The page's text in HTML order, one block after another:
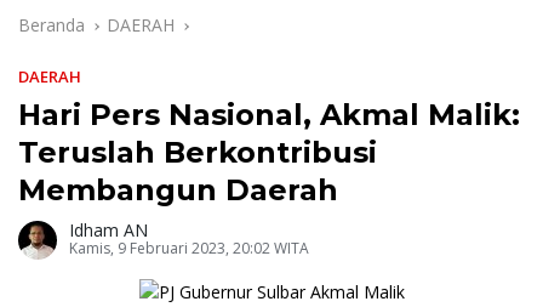
Beranda DAERAH
DAERAH
Hari Pers Nasional, Akmal Malik:
Teruslah Berkontribusi
Membangun Daerah
Idham AN
Kamis, 9 Februari 2023, 20:02 WITA